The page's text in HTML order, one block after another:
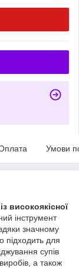
Умови
високоякісної
інструмент
значному
підходить для
супів
а також